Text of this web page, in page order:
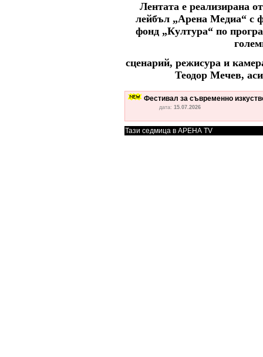
Лентата е реализирана
лейбъл „Арена Медиа“ с
фонд „Култура“ по
сценарий, режисура и
Теодор Мечев,
Фестивал за съвременно
дата: 15.07.2026
Тази седмица в АРЕНА TV